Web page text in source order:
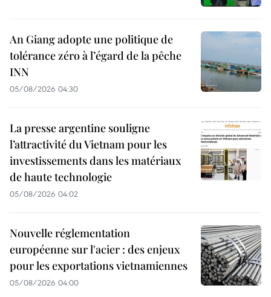
An Giang adopte une politique de
tolérance zéro à l’égard de la pêche
INN
05/08/2026 04:30
La presse argentine souligne
l’attractivité du Vietnam pour les
investissements dans les matériaux
de haute technologie
05/08/2026 04:02
Nouvelle réglementation
européenne sur l'acier : des enjeux
pour les exportations vietnamiennes
05/08/2026 04:00